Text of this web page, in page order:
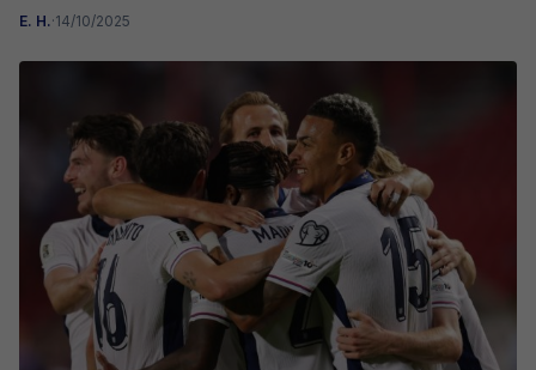
E. H.·14/10/2025